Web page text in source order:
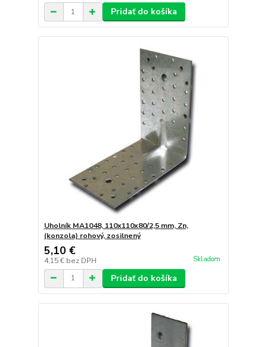
Pridať do košíka
Uholník MA1048, 110x110x80/2,5 mm, Zn,
(konzola) rohový, zosilnený
5,10 €
4,15 € bez DPH Skladom
Pridať do košíka